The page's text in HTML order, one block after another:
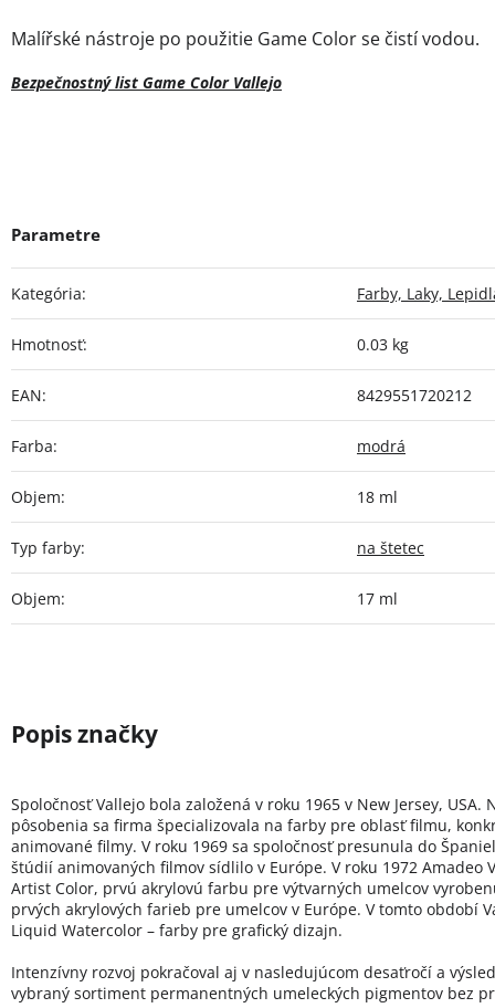
Malířské nástroje po použitie Game Color se čistí vodou.
Bezpečnostný list Game Color Vallejo
Kategória: Farby, Laky,
Hmotnosť: 0.03 kg
EAN: 8429551720212
Farba: modrá
Objem: 18 ml
Typ farby: na štetec
Objem: 17 ml
Spoločnosť Vallejo bola založená v roku 1965 v New Jersey, USA.
pôsobenia sa firma špecializovala na farby pre oblasť filmu,
animované filmy. V roku 1969 sa spoločnosť presunula do
štúdií animovaných filmov sídlilo v Európe. V roku 1972 Amadeo
Artist Color, prvú akrylovú farbu pre výtvarných umelcov
prvých akrylových farieb pre umelcov v Európe. V tomto období
Liquid Watercolor – farby pre grafický dizajn.
Intenzívny rozvoj pokračoval aj v nasledujúcom desaťročí a
vybraný sortiment permanentných umeleckých pigmentov bez